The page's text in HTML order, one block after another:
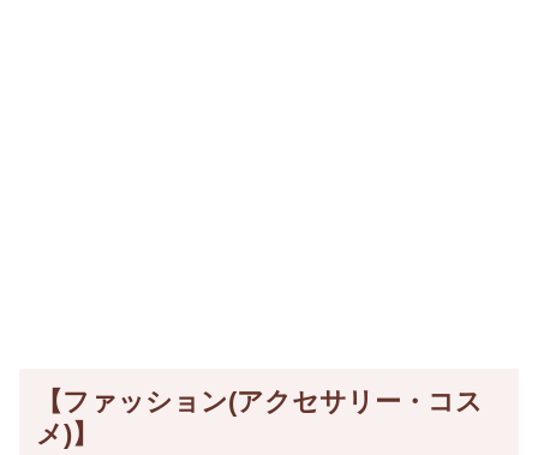
【ファッション(アクセサリー・コス
メ)】